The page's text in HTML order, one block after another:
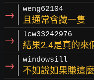
→ weng62104
且通常會藏一隻
→ lcw33242976
結果2.4是真的來
→ windowsill
不如說如果賺這